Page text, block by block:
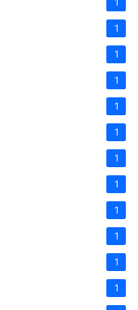
1
1
1
1
1
1
1
1
1
1
1
1